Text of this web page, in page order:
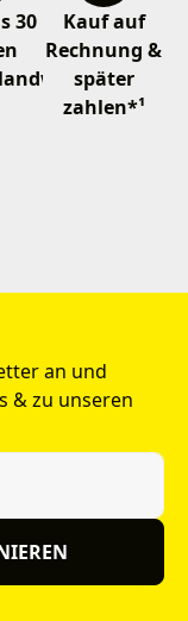
30
Kauf auf
Rechnung &
später
zahlen*¹
an und
& zu unseren